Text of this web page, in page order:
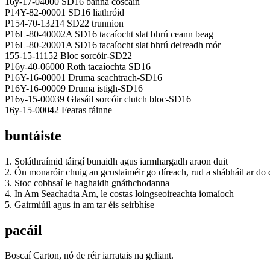
P14Y-82-00001 SD16 liathróid
P154-70-13214 SD22 trunnion
P16L-80-40002A SD16 tacaíocht slat bhrú ceann beag
P16L-80-20001A SD16 tacaíocht slat bhrú deireadh mór
155-15-11152 Bloc sorcóir-SD22
P16y-40-06000 Roth tacaíochta SD16
P16Y-16-00001 Druma seachtrach-SD16
P16Y-16-00009 Druma istigh-SD16
P16y-15-00039 Glasáil sorcóir clutch bloc-SD16
16y-15-00042 Fearas fáinne
buntáiste
1. Soláthraímid táirgí bunaidh agus iarmhargadh araon duit
2. Ón monaróir chuig an gcustaiméir go díreach, rud a shábháil ar do
3. Stoc cobhsaí le haghaidh gnáthchodanna
4. In Am Seachadta Am, le costas loingseoireachta iomaíoch
5. Gairmiúil agus in am tar éis seirbhíse
pacáil
Boscaí Carton, nó de réir iarratais na gcliant.